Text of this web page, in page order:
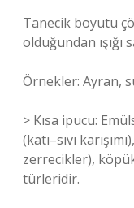
Tanecik boyutu
olduğundan ışığı
Örnekler: Ayran,
> Kısa ipucu:
(katı–sıvı
zerrecikler),
türleridir.